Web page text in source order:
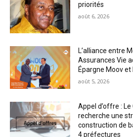
priorités
août 6, 2026
L’alliance entre
Assurances Vie
Épargne Moov
août 5, 2026
Appel d’offre :
recherche une
construction de
4 préfectures